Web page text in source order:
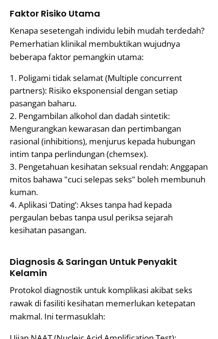
Faktor Risiko Utama
Kenapa sesetengah individu lebih mudah terdedah?
Pemerhatian klinikal membuktikan wujudnya
beberapa faktor pemangkin utama:
Poligami tidak selamat (Multiple concurrent
partners): Risiko eksponensial dengan setiap
pasangan baharu.
Pengambilan alkohol dan dadah sintetik:
Mengurangkan kewarasan dan pertimbangan
rasional (inhibitions), menjurus kepada hubungan
intim tanpa perlindungan (chemsex).
Pengetahuan kesihatan seksual rendah: Anggapan
mitos bahawa "cuci selepas seks" boleh membunuh
kuman.
Aplikasi ‘Dating’: Akses tanpa had kepada
pergaulan bebas tanpa usul periksa sejarah
kesihatan pasangan.
Diagnosis & Saringan Untuk Penyakit
Kelamin
Protokol diagnostik untuk komplikasi akibat seks
rawak di fasiliti kesihatan memerlukan ketepatan
makmal. Ini termasuklah: